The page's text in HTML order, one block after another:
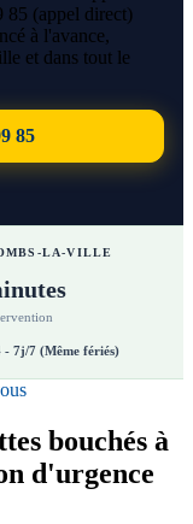
85 (appel direct)
à l'avance,
et dans tout le
85
LA-VILLE
- 7j/7 (Même fériés)
bouchés à
d'urgence